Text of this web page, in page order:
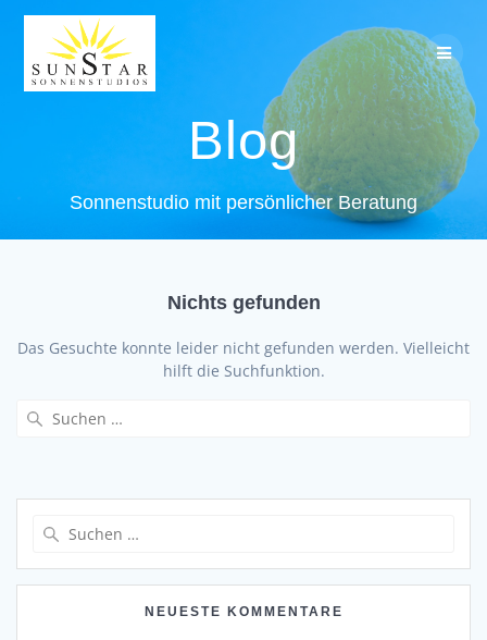
springen
Blog
Sonnenstudio mit persönlicher Beratung
Nichts gefunden
Das Gesuchte konnte leider nicht gefunden werden. Vielleicht
hilft die Suchfunktion.
NEUESTE KOMMENTARE